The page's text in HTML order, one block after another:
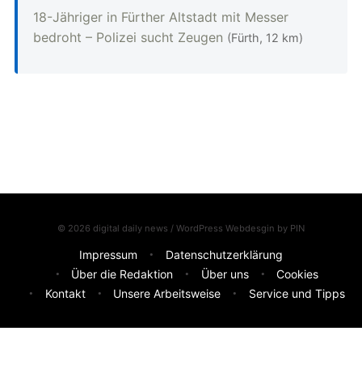
18-Jähriger in Fürther Altstadt mit Messer
bedroht – Polizei sucht Zeugen (Fürth, 12 km)
© 2026 digital daily news / WordPress Webdesgin by PIN
Impressum
Datenschutzerklärung
Über die Redaktion
Über uns
Cookies
Kontakt
Unsere Arbeitsweise Service und Tipps